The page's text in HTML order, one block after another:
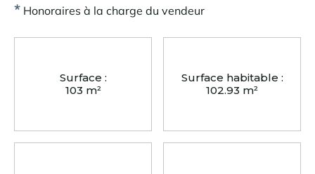
* Honoraires à la charge du vendeur
Surface :
103 m²
Surface habitable :
102.93 m²